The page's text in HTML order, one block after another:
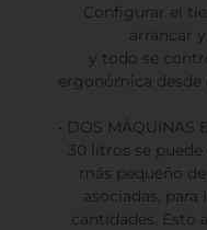
Configurar el
arrancar
y todo se
ergonómica
• DOS MÁQUINAS
30 litros se
más pequeño
asociadas,
cantidades. Esto